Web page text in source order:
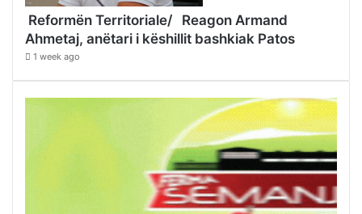
Reformën Territoriale/ Reagon Armand
Ahmetaj, anëtari i këshillit bashkiak Patos
1 week ago